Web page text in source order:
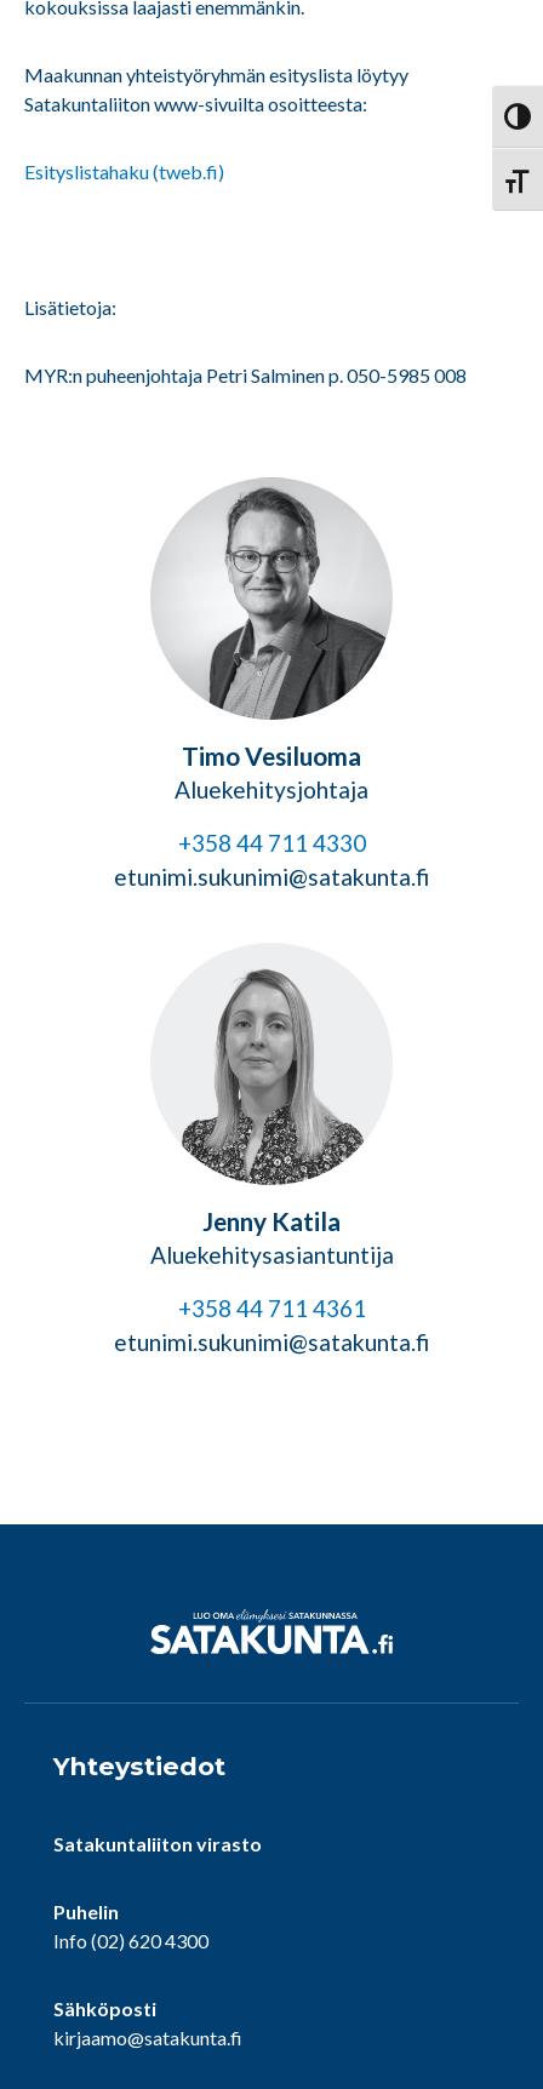
kokouksissa laajasti enemmänkin.
Maakunnan yhteistyöryhmän esityslista löytyy
Satakuntaliiton www-sivuilta osoitteesta:
Esityslistahaku (tweb.fi)
Lisätietoja:
MYR:n puheenjohtaja Petri Salminen p. 050-5985 008
Timo Vesiluoma
Aluekehitysjohtaja
+358 44 711 4330
etunimi.sukunimi@satakunta.fi
Jenny Katila
Aluekehitysasiantuntija
+358 44 711 4361
etunimi.sukunimi@satakunta.fi
Yhteystiedot
Satakuntaliiton virasto
Puhelin
Info(02) 620 4300
Sähköposti
kirjaamo@satakunta.fi